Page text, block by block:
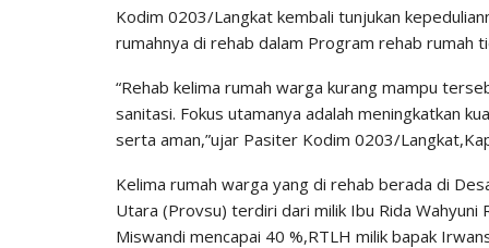
Kodim 0203/Langkat kembali tunjukan
rumahnya di rehab dalam Program rehab rumah
“Rehab kelima rumah warga kurang mampu
sanitasi. Fokus utamanya adalah meningkatkan
serta aman,”ujar Pasiter Kodim 0203/
Kelima rumah warga yang di rehab berada di
Utara (Provsu) terdiri dari milik Ibu Rida Wahyuni
Miswandi mencapai 40 %,RTLH milik bapak